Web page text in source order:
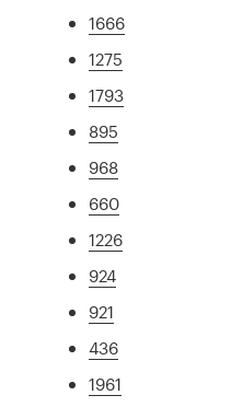
1666
1275
1793
895
968
660
1226
924
921
436
1961